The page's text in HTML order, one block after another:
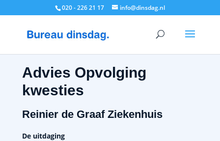
020 - 226 21 17 info@dinsdag.nl
Advies Opvolging
kwesties
Reinier de Graaf Ziekenhuis
De uitdaging